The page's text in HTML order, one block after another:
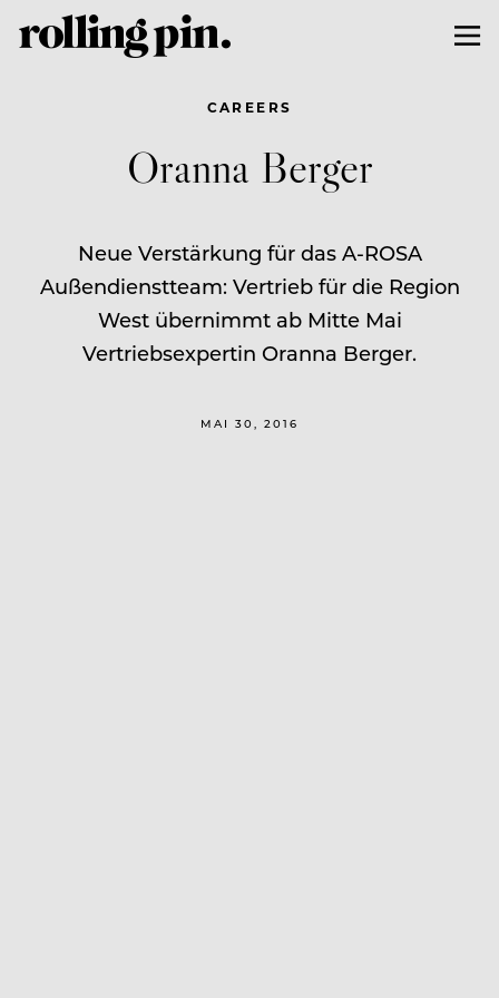
CAREERS
Oranna Berger
Neue Verstärkung für das A-ROSA
Außendienstteam: Vertrieb für die Region
West übernimmt ab Mitte Mai
Vertriebsexpertin Oranna Berger.
MAI 30, 2016